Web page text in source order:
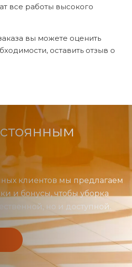
все работы высокого
вы можете оценить
оставить отзыв о
клиентов мы предлагаем
и бонусы, чтобы уборка
но и доступной.